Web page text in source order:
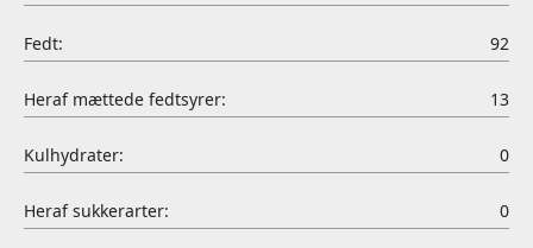
Fedt: 92
Heraf mættede fedtsyrer: 13
Kulhydrater: 0
Heraf sukkerarter: 0